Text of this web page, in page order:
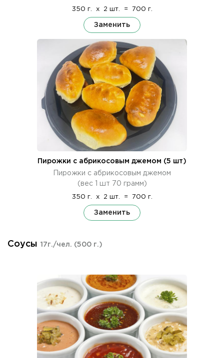
350 г. x 2 шт. = 700 г.
Заменить
Пирожки с абрикосовым джемом (5 шт)
Пирожки с абрикосовым джемом
(вес 1 шт 70 грамм)
350 г. x 2 шт. = 700 г.
Заменить
Соусы 17г./чел. (500 г.)